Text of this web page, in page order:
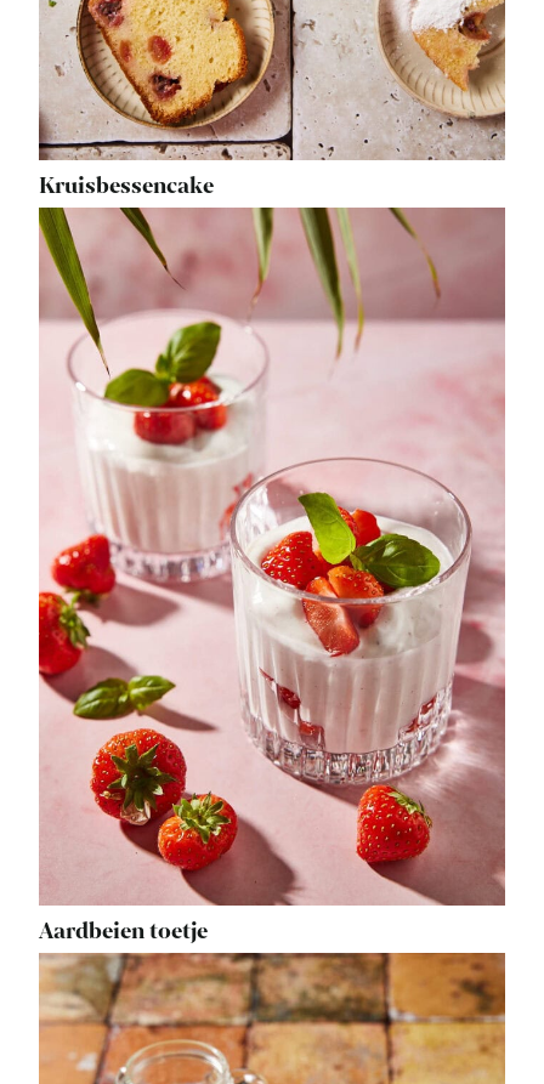
Kruisbessencake
Aardbeien toetje